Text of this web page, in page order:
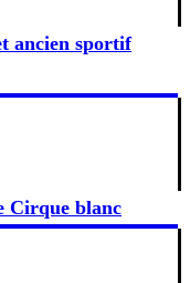
ancien sportif
Cirque blanc